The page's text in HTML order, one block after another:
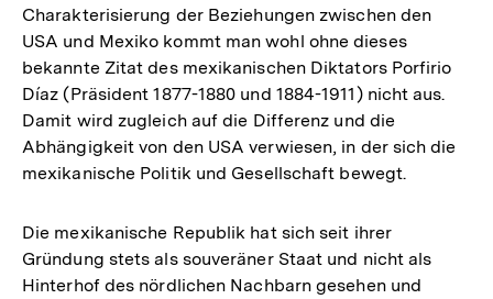
Charakterisierung der Beziehungen zwischen den
USA und Mexiko kommt man wohl ohne dieses
bekannte Zitat des mexikanischen Diktators Porfirio
Díaz (Präsident 1877-1880 und 1884-1911) nicht aus.
Damit wird zugleich auf die Differenz und die
Abhängigkeit von den USA verwiesen, in der sich die
mexikanische Politik und Gesellschaft bewegt.
Die mexikanische Republik hat sich seit ihrer
Gründung stets als souveräner Staat und nicht als
Hinterhof des nördlichen Nachbarn gesehen und